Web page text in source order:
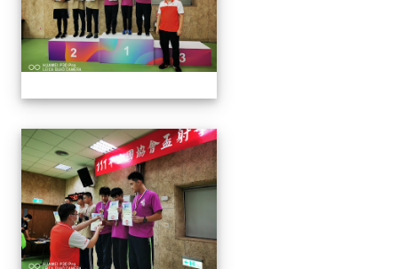
1110913 111年協會盃射擊